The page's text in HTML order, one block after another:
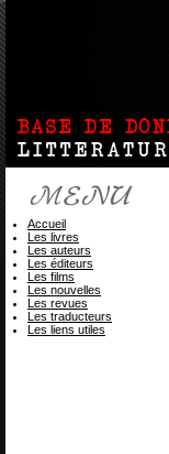
Accueil
Les livres
Les auteurs
Les éditeurs
Les films
Les nouvelles
Les revues
Les traducteurs
Les liens utiles